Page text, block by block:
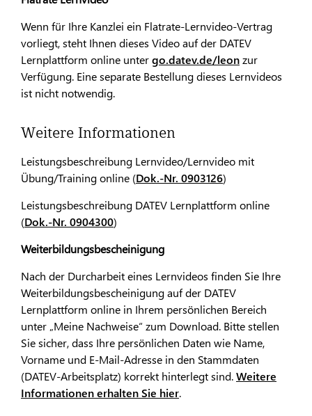
Wenn für Ihre Kanzlei ein Flatrate-Lernvideo-Vertrag
vorliegt, steht Ihnen dieses Video auf der DATEV
Lernplattform online untergo.datev.de/leonzur
Verfügung. Eine separate Bestellung dieses Lernvideos
ist nicht notwendig.
Weitere Informationen
Leistungsbeschreibung Lernvideo/Lernvideo mit
Übung/Training online (Dok.-Nr. 0903126)
Leistungsbeschreibung DATEV Lernplattform online
(Dok.-Nr. 0904300)
Weiterbildungsbescheinigung
Nach der Durcharbeit eines Lernvideos finden Sie Ihre
Weiterbildungsbescheinigung auf der DATEV
Lernplattform online in Ihrem persönlichen Bereich
unter „Meine Nachweise“ zum Download. Bitte stellen
Sie sicher, dass Ihre persönlichen Daten wie Name,
Vorname und E-Mail-Adresse in den Stammdaten
(DATEV-Arbeitsplatz) korrekt hinterlegt sind.Weitere
Informationen erhalten Sie hier.